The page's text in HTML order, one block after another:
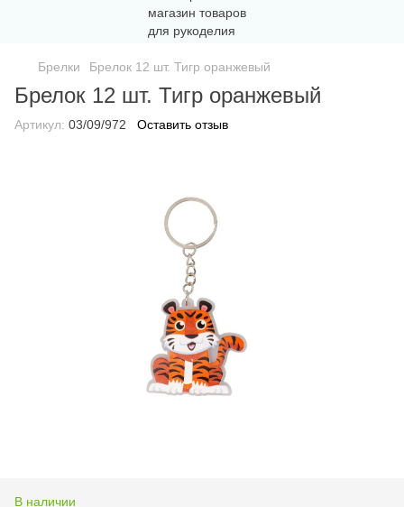
Брелки Брелок 12 шт. Тигр оранжевый
Брелок 12 шт. Тигр оранжевый
Артикул: 03/09/972 Оставить отзыв
В наличии